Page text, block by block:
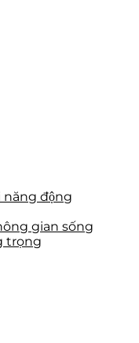
năng động
gian sống
trọng